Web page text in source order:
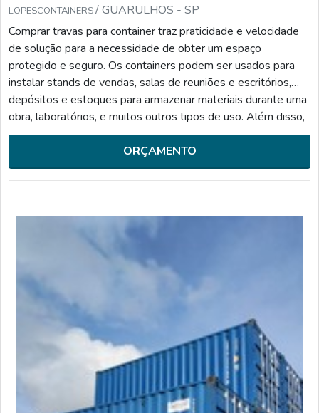
LOPESCONTAINERS/ GUARULHOS - SP
Comprar travas para container traz praticidade e velocidade
de solução para a necessidade de obter um espaço
protegido e seguro. Os containers podem ser usados para
instalar stands de vendas, salas de reuniões e escritórios,
depósitos e estoques para armazenar materiais durante uma
obra, laboratórios, e muitos outros tipos de uso. Além disso,
o produto oferece: Segurança; Durabilidade;
Versatilidade.MAIS DETALHES ACERCA DO
PRODUTOExistem contêineres revestidos em PVC, que
caracterizam ambientes
ORÇAMENTO